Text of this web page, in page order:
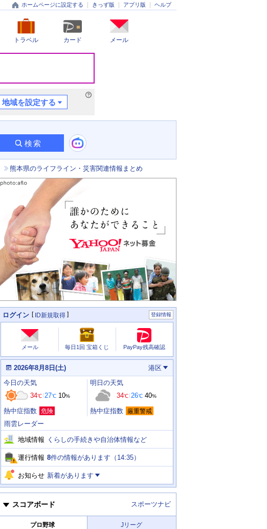
ホームページに設定する きっず版 アプリ版 ヘルプ
トラベル カード メール
地域を設定する
検索
熊本県のライフライン・災害関連情報まとめ
個
人
情
報
ログイン ID新規取得 登録情報
あ
た
の
ス
ス
メール 毎日1回 宝箱くじ PayPay残高確認
本
日
の
天
気
、
運
情
報
2026年8月8日(土) 港区
今
日
明
日
の
天
気
今日 の天気
34℃ 27℃ 10%
熱中症指数 危険
明日 の天気
34℃ 26℃ 40%
熱中症指数 厳重警戒
雨雲レーダー
地域情報 くらしの手続きや自治体情報など
運行情報 8件の情報があります（ 14:35）
お知らせ 新着があります
スコアボード スポーツナビ
プロ野球 Jリーグ